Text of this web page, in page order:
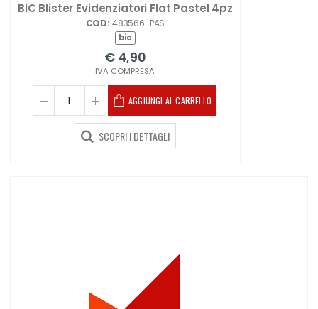
BIC Blister Evidenziatori Flat Pastel 4pz
COD: 483566-PAS
bic
€ 4,90
IVA COMPRESA
AGGIUNGI AL CARRELLO
SCOPRI I DETTAGLI